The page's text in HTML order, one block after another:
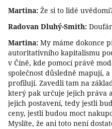
Martina: Že si to lidé
Radovan Dluhý-Smith:
Martina: My máme dokonce
autoritativního kapitalismu
v Číně, kde pomocí právě
společnost důsledně mapují,
profilují. Zavedli tam na
který pak určuje jejich práva
jejich postavení, tedy jestli
ceny, jestli budou moct
Myslíte, že ani toto není